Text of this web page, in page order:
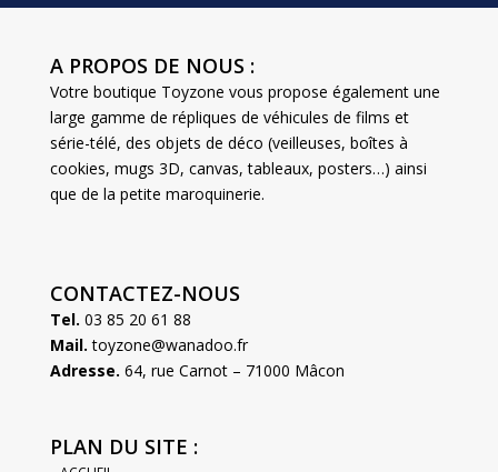
A PROPOS DE NOUS :
Votre boutique Toyzone vous propose également une
large gamme de répliques de véhicules de films et
série-télé, des objets de déco (veilleuses, boîtes à
cookies, mugs 3D, canvas, tableaux, posters…) ainsi
que de la petite maroquinerie.
CONTACTEZ-NOUS
Tel. 03 85 20 61 88
Mail. toyzone@wanadoo.fr
Adresse. 64, rue Carnot – 71000 Mâcon
PLAN DU SITE :